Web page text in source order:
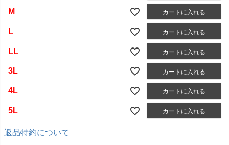
M カートに入れる
L カートに入れる
LL カートに入れる
3L カートに入れる
4L カートに入れる
5L カートに入れる
返品特約について